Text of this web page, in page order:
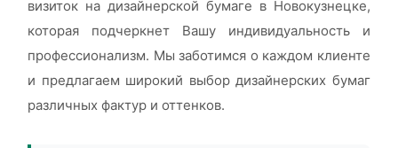
визиток на дизайнерской бумаге в Новокузнецке,
которая подчеркнет Вашу индивидуальность и
профессионализм. Мы заботимся о каждом клиенте
и предлагаем широкий выбор дизайнерских бумаг
различных фактур и оттенков.